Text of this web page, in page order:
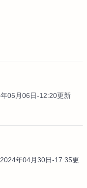
05月06日-12:20更新
2024年04月30日-17:35更